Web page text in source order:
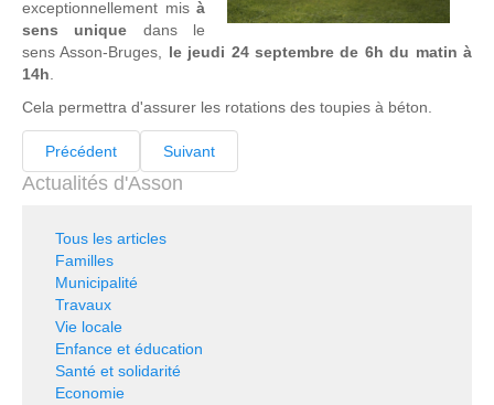
exceptionnellement mis à
sens unique dans le
sens Asson-Bruges, le jeudi 24 septembre de 6h du matin à
14h
Cela permettra d'assurer les rotations des toupies à béton.
Précédent Suivant
Actualités d'Asson
Tous les articles
Familles
Municipalité
Travaux
Vie locale
Enfance et éducation
Santé et solidarité
Economie